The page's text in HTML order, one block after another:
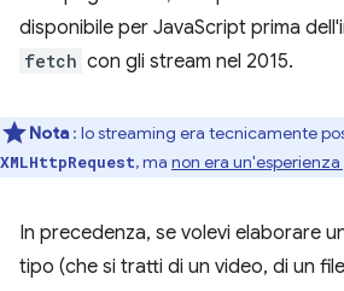
disponibile per JavaScript prima
fetch con gli stream nel 2015.
Nota : lo streaming era tecnicamente
XMLHttpRequest, ma non era
In precedenza, se volevi elaborare
tipo (che si tratti di un video, di un